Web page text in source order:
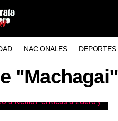
NACIONALES DEPORTES
"Machagai"